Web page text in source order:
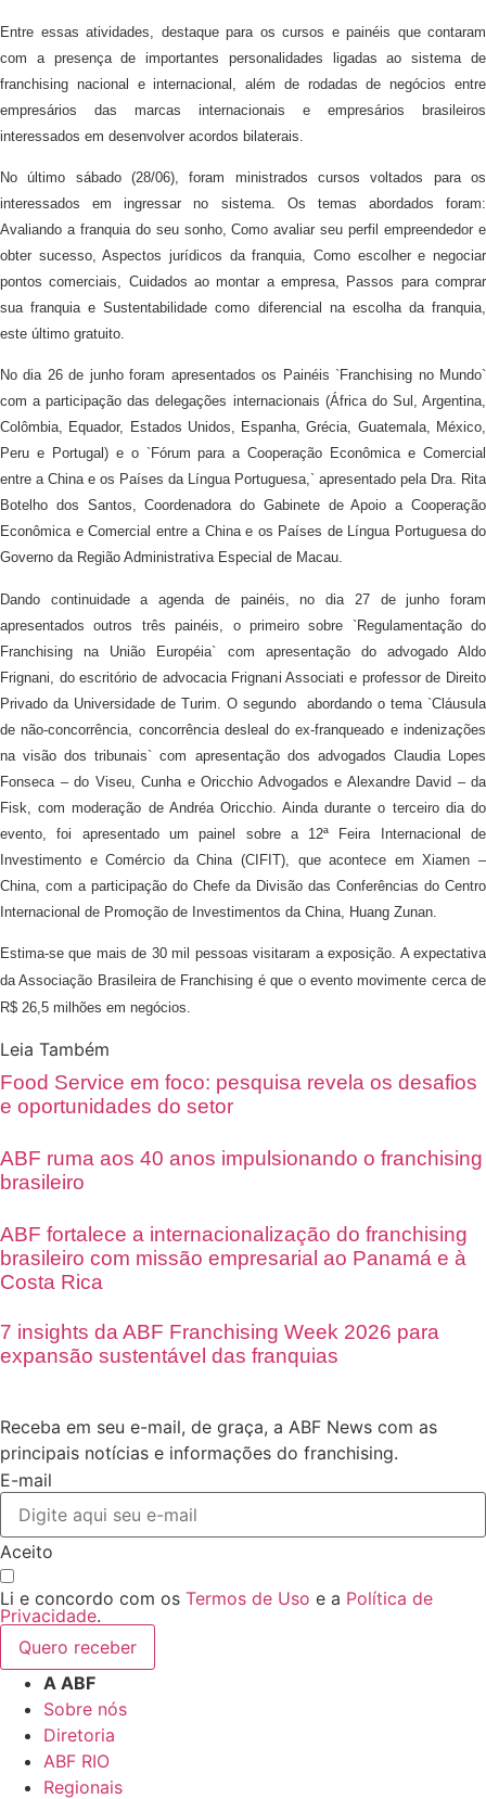
Entre essas atividades, destaque para os cursos e painéis que contaram
com a presença de importantes personalidades ligadas ao sistema de
franchising nacional e internacional, além de rodadas de negócios entre
empresários das marcas internacionais e empresários brasileiros
interessados em desenvolver acordos bilaterais.
No último sábado (28/06), foram ministrados cursos voltados para os
interessados em ingressar no sistema. Os temas abordados foram:
Avaliando a franquia do seu sonho, Como avaliar seu perfil empreendedor e
obter sucesso, Aspectos jurídicos da franquia, Como escolher e negociar
pontos comerciais, Cuidados ao montar a empresa, Passos para comprar
sua franquia e Sustentabilidade como diferencial na escolha da franquia,
este último gratuito.
No dia 26 de junho foram apresentados os Painéis `Franchising no Mundo`
com a participação das delegações internacionais (África do Sul, Argentina,
Colômbia, Equador, Estados Unidos, Espanha, Grécia, Guatemala, México,
Peru e Portugal) e o `Fórum para a Cooperação Econômica e Comercial
entre a China e os Países da Língua Portuguesa,` apresentado pela Dra. Rita
Botelho dos Santos, Coordenadora do Gabinete de Apoio a Cooperação
Econômica e Comercial entre a China e os Países de Língua Portuguesa do
Governo da Região Administrativa Especial de Macau.
Dando continuidade a agenda de painéis, no dia 27 de junho foram
apresentados outros três painéis, o primeiro sobre `Regulamentação do
Franchising na União Européia` com apresentação do advogado Aldo
Frignani, do escritório de advocacia Frignani Associati e professor de Direito
Privado da Universidade de Turim. O segundo abordando o tema `Cláusula
de não-concorrência, concorrência desleal do ex-franqueado e indenizações
na visão dos tribunais` com apresentação dos advogados Claudia Lopes
Fonseca – do Viseu, Cunha e Oricchio Advogados e Alexandre David – da
Fisk, com moderação de Andréa Oricchio. Ainda durante o terceiro dia do
evento, foi apresentado um painel sobre a 12ª Feira Internacional de
Investimento e Comércio da China (CIFIT), que acontece em Xiamen –
China, com a participação do Chefe da Divisão das Conferências do Centro
Internacional de Promoção de Investimentos da China, Huang Zunan.
Estima-se que mais de 30 mil pessoas visitaram a exposição. A expectativa
da Associação Brasileira de Franchising é que o evento movimente cerca de
R$ 26,5 milhões em negócios.
Leia Também
Food Service em foco: pesquisa revela os desafios
e oportunidades do setor
ABF ruma aos 40 anos impulsionando o franchising
brasileiro
ABF fortalece a internacionalização do franchising
brasileiro com missão empresarial ao Panamá e à
Costa Rica
7 insights da ABF Franchising Week 2026 para
expansão sustentável das franquias
Receba em seu e-mail, de graça, a ABF News com as
principais notícias e informações do franchising.
E-mail
Aceito
Li e concordo com os Termos de Uso e a Política de
Privacidade.
Quero receber
A ABF
Sobre nós
Diretoria
ABF RIO
Regionais